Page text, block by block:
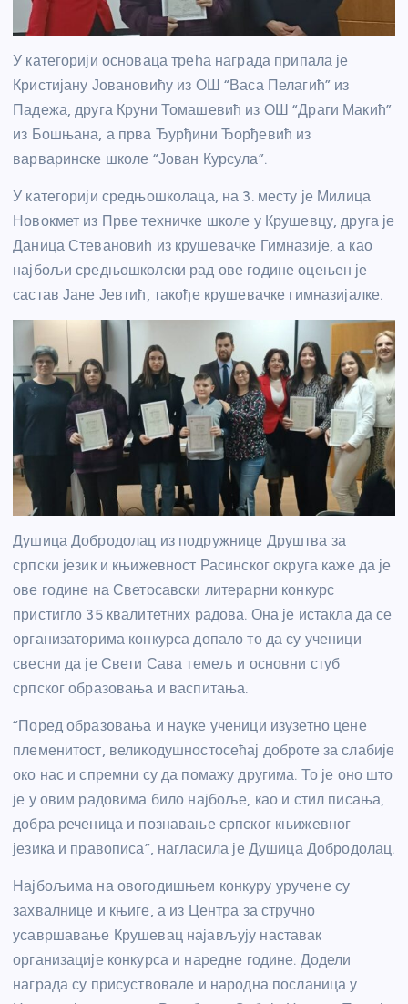
У категорији основаца трећа награда припала је
Кристијану Јовановићу из ОШ “Васа Пелагић” из
Падежа, друга Круни Томашевић из ОШ “Драги Макић”
из Бошњана, а прва Ђурђини Ђорђевић из
варваринске школе “Јован Курсула”.
У категорији средњошколаца, на 3. месту је Милица
Новокмет из Прве техничке школе у Крушевцу, друга је
Даница Стевановић из крушевачке Гимназије, а као
најбољи средњошколски рад ове године оцењен је
састав Јане Јевтић, такође крушевачке гимназијалке.
Душица Добродолац из подружнице Друштва за
српски језик и књижевност Расинског округа каже да је
ове године на Светосавски литерарни конкурс
пристигло 35 квалитетних радова. Она је истакла да се
организаторима конкурса допало то да су ученици
свесни да је Свети Сава темељ и основни стуб
српског образовања и васпитања.
“Поред образовања и науке ученици изузетно цене
племенитост, великодушностосећај доброте за слабије
око нас и спремни су да помажу другима. То је оно што
је у овим радовима било најбоље, као и стил писања,
добра реченица и познавање српског књижевног
језика и правописа”, нагласила је Душица Добродолац.
Најбољима на овогодишњем конкуру уручене су
захвалнице и књиге, а из Центра за стручно
усавршавање Крушевац најављују наставак
организације конкурса и наредне године. Додели
награда су присуствовале и народна посланица у